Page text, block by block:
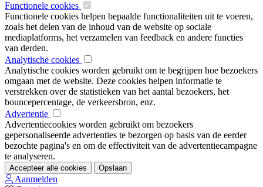
Functionele cookies
Functionele cookies helpen bepaalde functionaliteiten uit te voeren,
zoals het delen van de inhoud van de website op sociale
mediaplatforms, het verzamelen van feedback en andere functies
van derden.
Analytische cookies
Analytische cookies worden gebruikt om te begrijpen hoe bezoekers
omgaan met de website. Deze cookies helpen informatie te
verstrekken over de statistieken van het aantal bezoekers, het
bouncepercentage, de verkeersbron, enz.
Advertentie
Advertentiecookies worden gebruikt om bezoekers
gepersonaliseerde advertenties te bezorgen op basis van de eerder
bezochte pagina's en om de effectiviteit van de advertentiecampagne
te analyseren.
Accepteer alle cookies Opslaan
Aanmelden